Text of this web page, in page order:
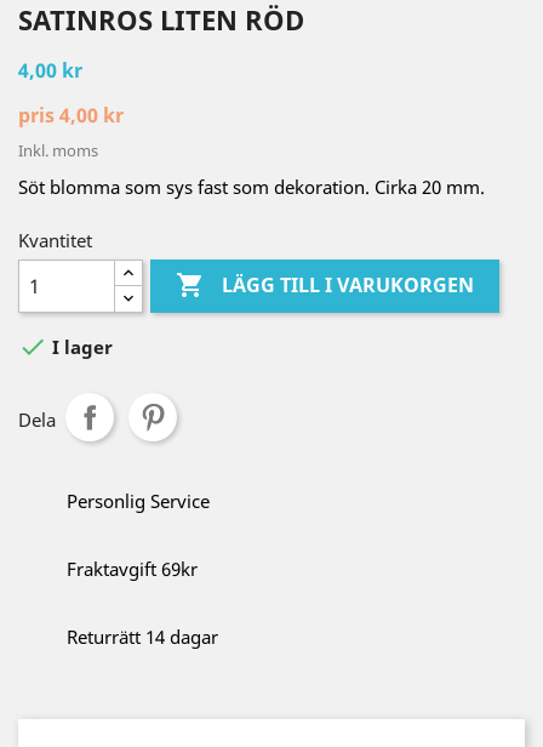
SATINROS LITEN RÖD
4,00 kr
pris 4,00 kr
Inkl. moms
Söt blomma som sys fast som dekoration. Cirka 20 mm.
Kvantitet
 LÄGG TILL I VARUKORGEN
 I lager
Dela
Personlig Service
Fraktavgift 69kr
Returrätt 14 dagar